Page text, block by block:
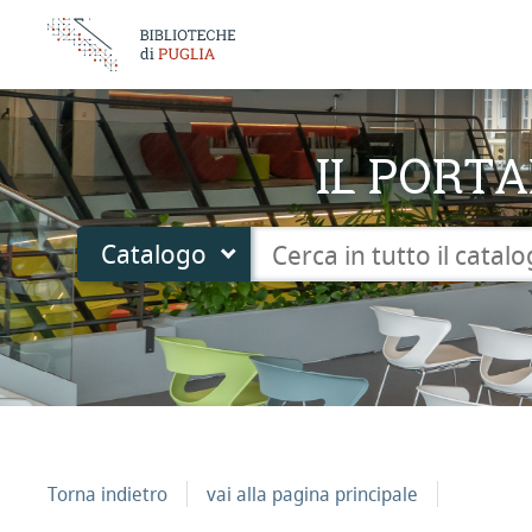
IL
Catalogo cambiaCerca su "Catalogo"
Torna indietro vai alla pagina principale